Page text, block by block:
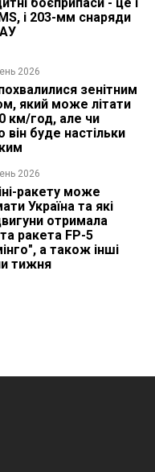
і 203-мм снаряди
2026
зенітним
який може літати
км/год, але чи
він буде настільки
2026
ракету може
Україна та які
отримала
ракета FP-5
а також інші
тижня